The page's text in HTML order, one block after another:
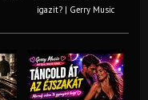
igazit? | Gerry Music